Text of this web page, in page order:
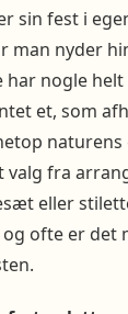
sin fest i
man nyder
har nogle
et, som
valg fra
eller
og ofte er